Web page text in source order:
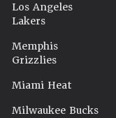
Los Angeles
Lakers
Memphis
Grizzlies
Miami Heat
Milwaukee Bucks